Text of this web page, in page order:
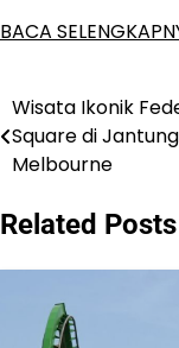
BACA
Post
navigation
Wisata Ikonik
Square di Jantung
Melbourne
Related Posts